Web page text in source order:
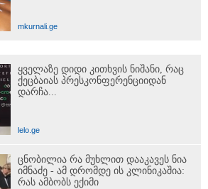
mkurnali.ge
ყველაზე დიდი კითხვის ნიშანი, რაც
ქეცბაიას პრესკონფერენციიდან
დარჩა...
lelo.ge
ცნობილია რა მუხლით დააკავეს ნია
იმნაძე - ამ დრომდე ის კლინიკაშია:
რას ამბობს ექიმი